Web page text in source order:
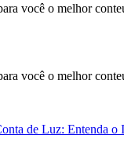
você o melhor
você o melhor
de Luz: Entenda